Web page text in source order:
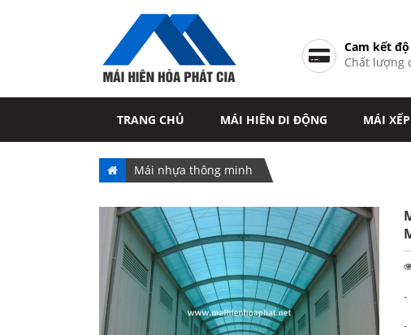
Cam kết
Chất lượng
TRANG CHỦ MÁI HIÊN DI ĐỘNG MÁI
TIN TỨC LIÊN HỆ
Mái nhựa thông minh
-
-